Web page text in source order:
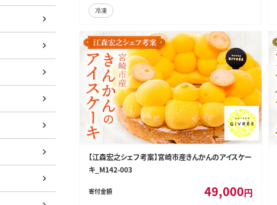
冷凍
【江森宏之シェフ考案】宮崎市産きんかんのアイスケー
キ_M142-003
寄付金額 49,000円